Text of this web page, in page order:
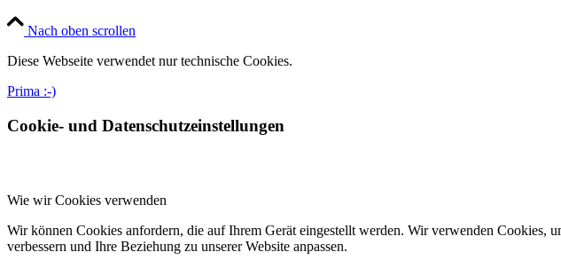
Nach oben scrollen
Diese Webseite verwendet nur technische Cookies.
Prima :-)
Cookie- und Datenschutzeinstellungen
Wie wir Cookies verwenden
Wir können Cookies anfordern, die auf Ihrem Gerät eingestellt werden. Wir verwenden Cookies,
verbessern und Ihre Beziehung zu unserer Website anpassen.